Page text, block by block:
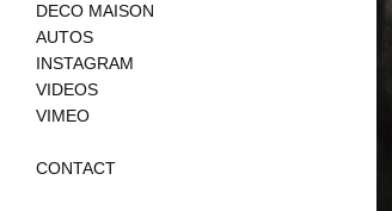
DECO MAISON
AUTOS
INSTAGRAM
VIDEOS
VIMEO
CONTACT